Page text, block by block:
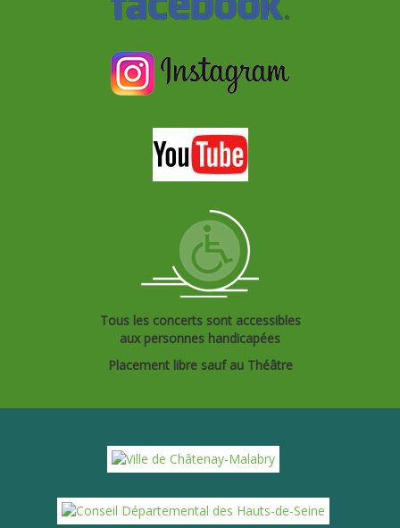
Tous les concerts sont accessibles
aux personnes handicapées
Placement libre sauf au Théâtre